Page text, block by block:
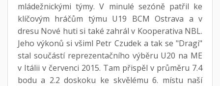
mládežnickými týmy. V minulé sezóně patřil ke
klíčovým hráčům týmu U19 BCM Ostrava a v
dresu Nové huti si také zahrál v Kooperativa NBL.
Jeho výkonů si všiml Petr Czudek a tak se "Dragi"
stal součástí reprezentačního výběru U20 na ME
v Itálii v červenci 2015. Tam přispěl v průměru 7.4
bodu a 2.2 doskoku ke skvělému 6. místu naší